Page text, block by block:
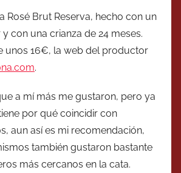
Brut Reserva, hecho con un
y con una crianza de 24 meses.
unos 16€, la web del productor
.
a mí más me gustaron, pero ya
por qué coincidir con
aun así es mi recomendación,
también gustaron bastante
más cercanos en la cata.